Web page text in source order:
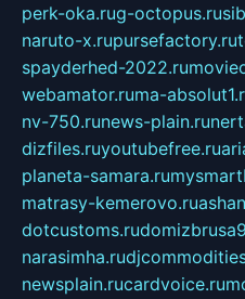
perk-oka.rug-octopus.ru
naruto-x.rupursefactory.ru
spayderhed-2022.ru
webamator.ruma-
nv-750.runews-plain.ru
dizfiles.ruyoutubefree.ru
planeta-samara.ru
matrasy-kemerovo.ru
dotcustoms.ru
narasimha.ru
newsplain.rucardvoice.ru